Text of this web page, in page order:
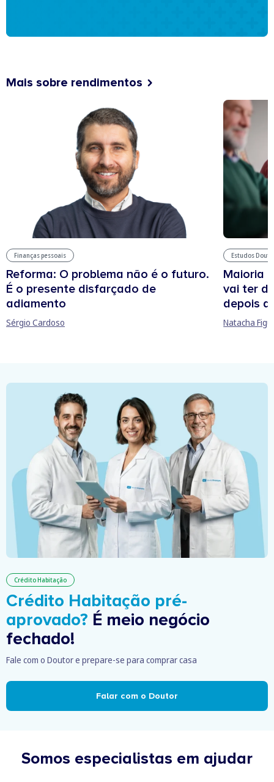
Mais sobre rendimentos
Finanças pessoais
Reforma: O problema não é o futuro.
É o presente disfarçado de
adiamento
Sérgio Cardoso
Estudos
Maioria
vai ter
depois
Natacha
Crédito Habitação
Crédito Habitação pré-
aprovado? É meio negócio
fechado!
Fale com o Doutor e prepare-se para comprar casa
Falar com o Doutor
Somos especialistas em ajudar